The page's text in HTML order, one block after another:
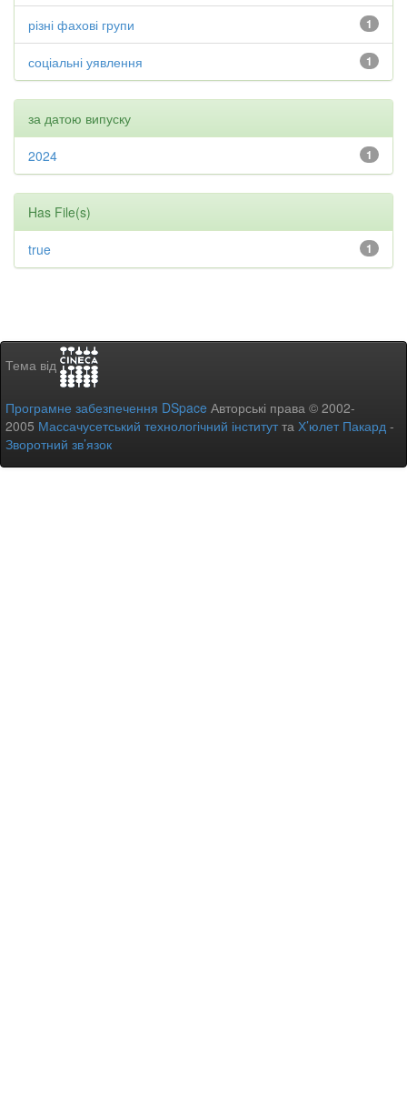
1
різні фахові групи
1
соціальні уявлення
за датою випуску
1
2024
Has File(s)
1
true
Тема від
Програмне забезпечення DSpace Авторські права © 2002-
2005 Массачусетський технологічний інститутта Х’юлет Пакард -
Зворотний зв’язок